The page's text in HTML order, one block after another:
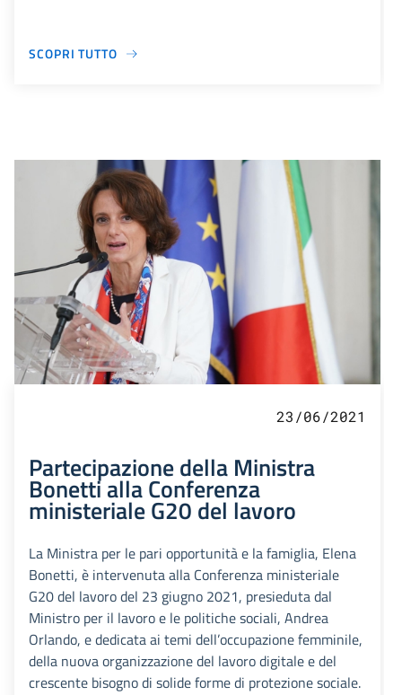
SCOPRI TUTTO
23/06/2021
Partecipazione della Ministra
Bonetti alla Conferenza
ministeriale G20 del lavoro
La Ministra per le pari opportunità e la famiglia, Elena
Bonetti, è intervenuta alla Conferenza ministeriale
G20 del lavoro del 23 giugno 2021, presieduta dal
Ministro per il lavoro e le politiche sociali, Andrea
Orlando, e dedicata ai temi dell’occupazione femminile,
della nuova organizzazione del lavoro digitale e del
crescente bisogno di solide forme di protezione sociale.